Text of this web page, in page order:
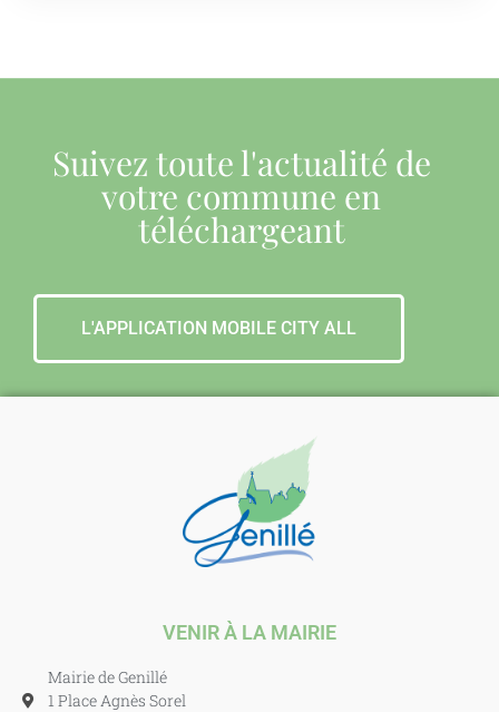
Suivez toute l'actualité de
votre commune en
téléchargeant
L'APPLICATION MOBILE CITY ALL
VENIR À LA MAIRIE
Mairie de Genillé
1 Place Agnès Sorel